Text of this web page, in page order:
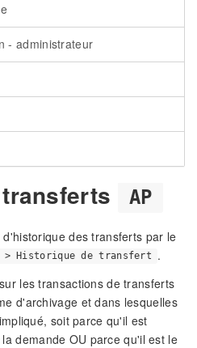
- administrateur
AP
des transferts par le
> Historique de transfert
.
les transactions de transferts
d'archivage et dans lesquelles
soit parce qu'il est
demande OU parce qu'il est le